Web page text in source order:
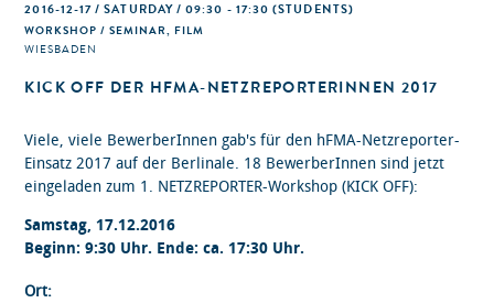
2016-12-17 / SATURDAY / 09:30 - 17:30 (STUDENTS)
WORKSHOP / SEMINAR, FILM
WIESBADEN
KICK OFF DER HFMA-NETZREPORTERINNEN 2017
Viele, viele BewerberInnen gab's für den hFMA-Netzreporter-
Einsatz 2017 auf der Berlinale. 18 BewerberInnen sind jetzt
eingeladen zum 1. NETZREPORTER-Workshop (KICK OFF):
Samstag, 17.12.2016
Beginn: 9:30 Uhr. Ende: ca. 17:30 Uhr.
Ort: